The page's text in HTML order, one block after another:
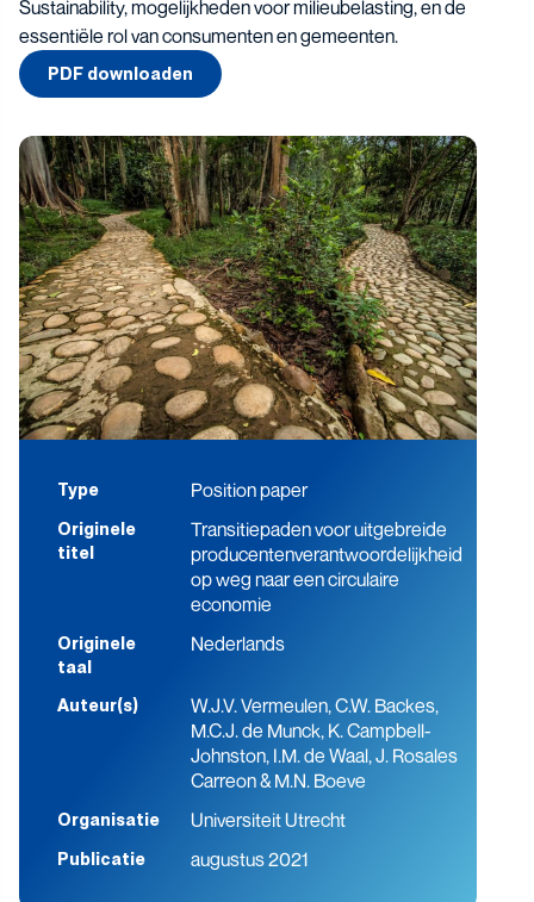
Sustainability, mogelijkheden voor milieubelasting, en de
essentiële rol van consumenten en gemeenten.
PDF downloaden
Type Position paper
Originele
titel
Transitiepaden voor uitgebreide
producentenverantwoordelijkheid
op weg naar een circulaire
economie
Originele
taal
Nederlands
Auteur(s)
W.J.V. Vermeulen, C.W. Backes,
M.C.J. de Munck, K. Campbell-
Johnston, I.M. de Waal, J. Rosales
Carreon & M.N. Boeve
Organisatie Universiteit Utrecht
Publicatie augustus 2021